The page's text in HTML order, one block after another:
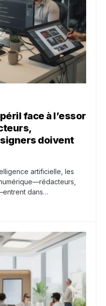
face à l’essor
doivent
artificielle, les
dans…